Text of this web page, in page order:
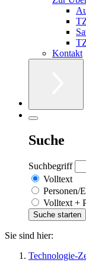
Kontakt
Suche
Suchbegriff
Volltext
Personen/
Volltext +
Sie sind hier:
Technologie-